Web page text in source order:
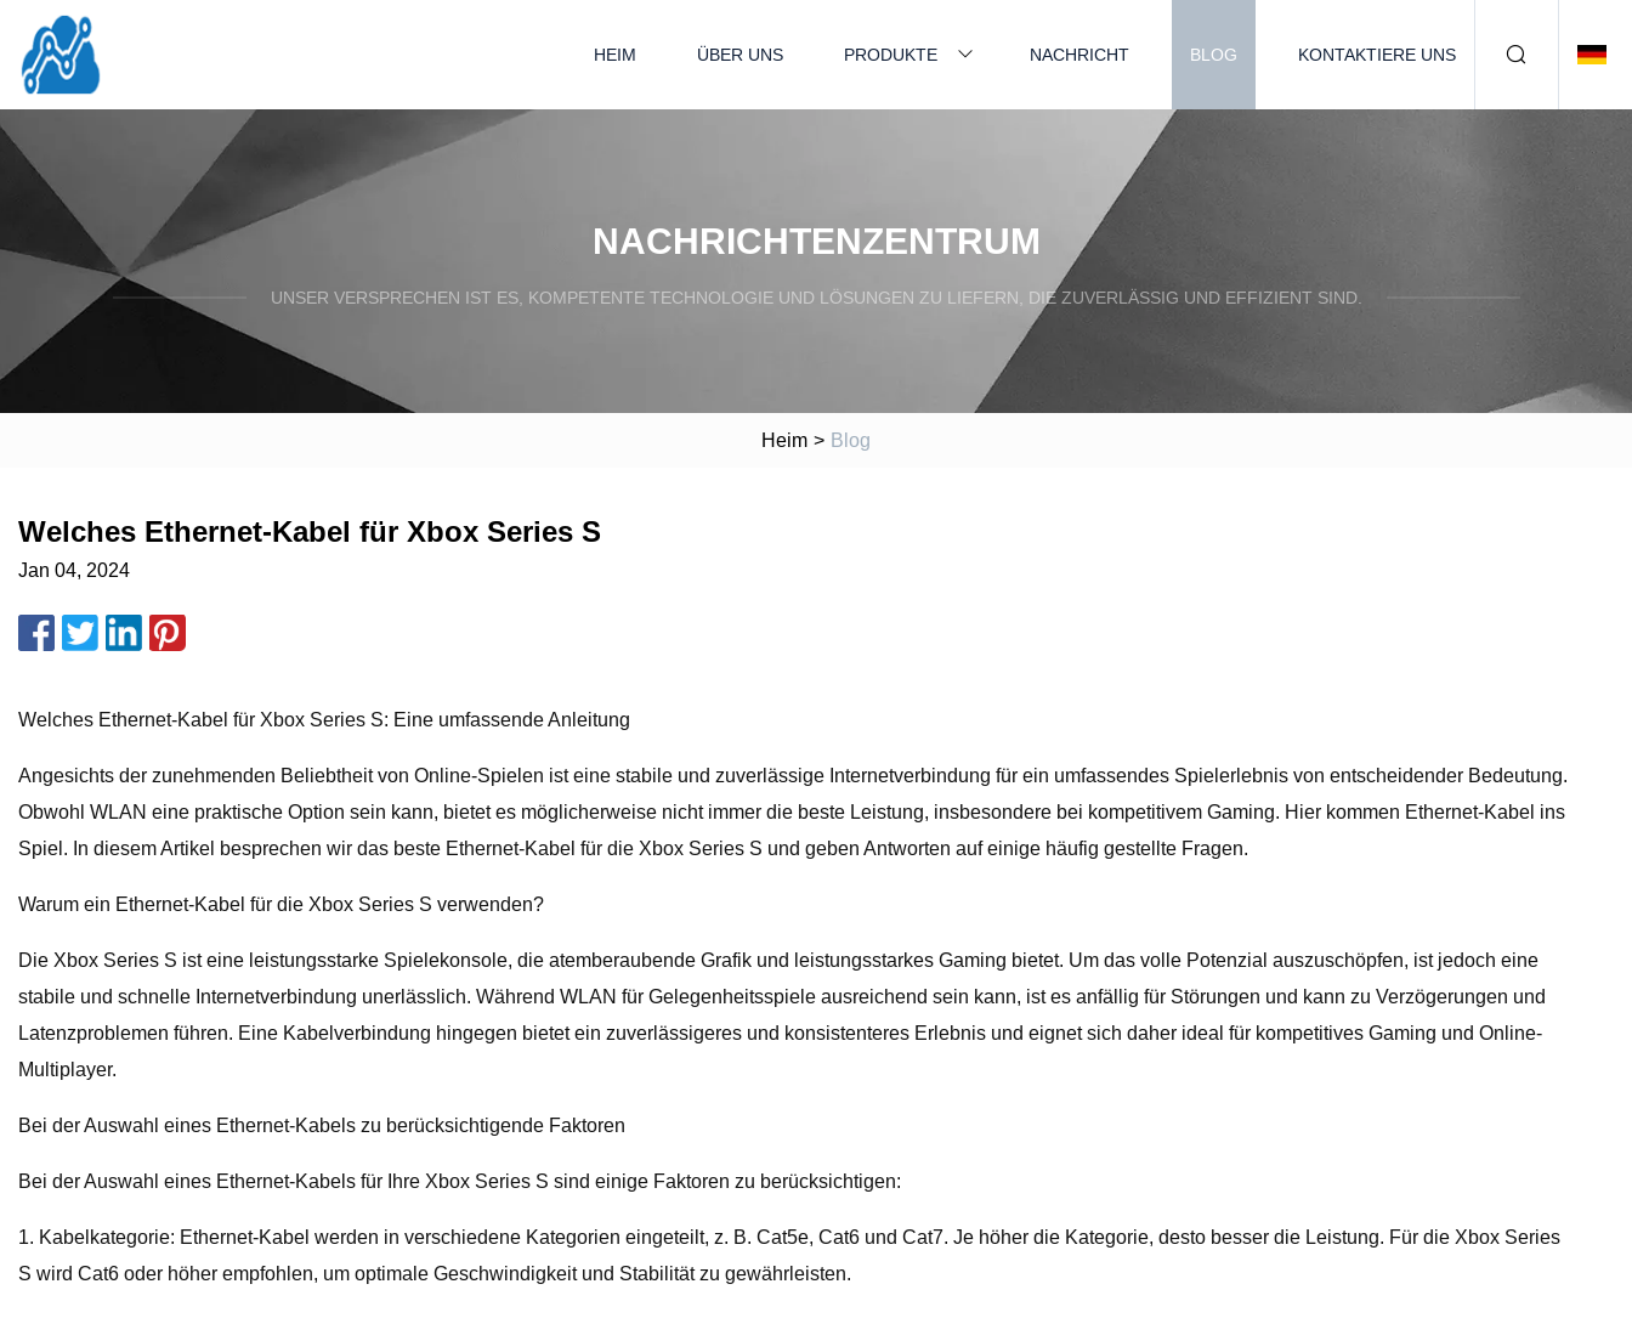
HEIM ÜBER UNS PRODUKTE NACHRICHT BLOG KONTAKTIERE UNS
NACHRICHTENZENTRUM
UNSER VERSPRECHEN IST ES, KOMPETENTE TECHNOLOGIE UND LÖSUNGEN ZU LIEFERN, DIE ZUVERLÄSSIG UND EFFIZIENT SIND.
Heim > Blog
Welches Ethernet-Kabel für Xbox Series S
Jan 04, 2024
Welches Ethernet-Kabel für Xbox Series S: Eine umfassende Anleitung
Angesichts der zunehmenden Beliebtheit von Online-Spielen ist eine stabile und zuverlässige Internetverbindung für ein umfassendes Spielerlebnis von entscheidender Bedeutung.
Obwohl WLAN eine praktische Option sein kann, bietet es möglicherweise nicht immer die beste Leistung, insbesondere bei kompetitivem Gaming. Hier kommen Ethernet-Kabel ins
Spiel. In diesem Artikel besprechen wir das beste Ethernet-Kabel für die Xbox Series S und geben Antworten auf einige häufig gestellte Fragen.
Warum ein Ethernet-Kabel für die Xbox Series S verwenden?
Die Xbox Series S ist eine leistungsstarke Spielekonsole, die atemberaubende Grafik und leistungsstarkes Gaming bietet. Um das volle Potenzial auszuschöpfen, ist jedoch eine
stabile und schnelle Internetverbindung unerlässlich. Während WLAN für Gelegenheitsspiele ausreichend sein kann, ist es anfällig für Störungen und kann zu Verzögerungen und
Latenzproblemen führen. Eine Kabelverbindung hingegen bietet ein zuverlässigeres und konsistenteres Erlebnis und eignet sich daher ideal für kompetitives Gaming und Online-
Multiplayer.
Bei der Auswahl eines Ethernet-Kabels zu berücksichtigende Faktoren
Bei der Auswahl eines Ethernet-Kabels für Ihre Xbox Series S sind einige Faktoren zu berücksichtigen:
1. Kabelkategorie: Ethernet-Kabel werden in verschiedene Kategorien eingeteilt, z. B. Cat5e, Cat6 und Cat7. Je höher die Kategorie, desto besser die Leistung. Für die Xbox Series
S wird Cat6 oder höher empfohlen, um optimale Geschwindigkeit und Stabilität zu gewährleisten.